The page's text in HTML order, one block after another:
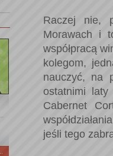
Raczej nie,
Morawach i
współpracą
kolegom,
nauczyć, na
ostatnimi
Cabernet
jeśli tego